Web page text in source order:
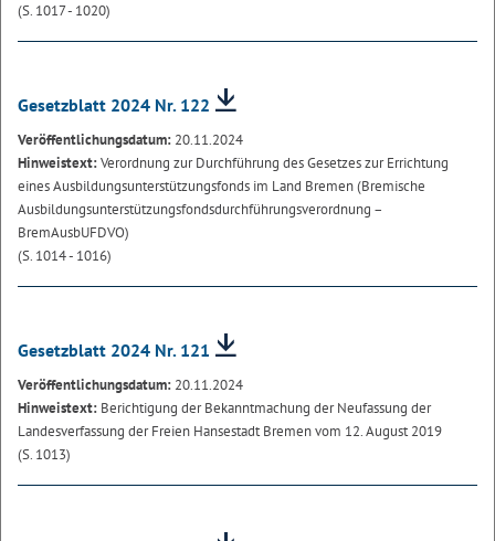
(S. 1017 - 1020)
Gesetzblatt 2024 Nr. 122
Veröffentlichungsdatum: 20.11.2024
Hinweistext:Verordnung zur Durchführung des Gesetzes zur Errichtung
eines Ausbildungsunterstützungsfonds im Land Bremen (Bremische
Ausbildungsunterstützungsfondsdurchführungsverordnung –
BremAusbUFDVO)
(S. 1014 - 1016)
Gesetzblatt 2024 Nr. 121
Veröffentlichungsdatum: 20.11.2024
Hinweistext: Berichtigung der Bekanntmachung der Neufassung der
Landesverfassung der Freien Hansestadt Bremen vom 12. August 2019
(S. 1013)